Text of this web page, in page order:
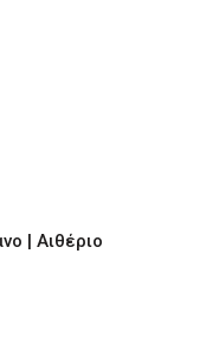
| Αιθέριο